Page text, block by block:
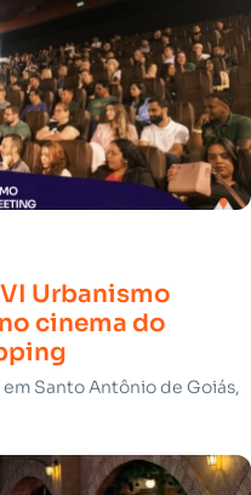
Urbanismo
cinema do
Santo Antônio de Goiás,